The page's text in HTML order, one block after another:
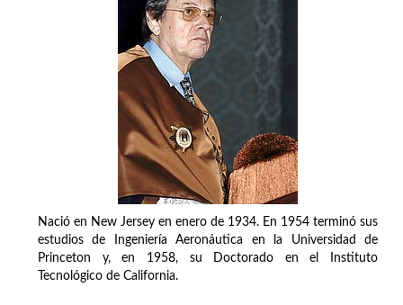
Nació en New Jersey en enero de 1934. En 1954 terminó sus
estudios de Ingeniería Aeronáutica en la Universidad de
Princeton y, en 1958, su Doctorado en el Instituto
Tecnológico de California.